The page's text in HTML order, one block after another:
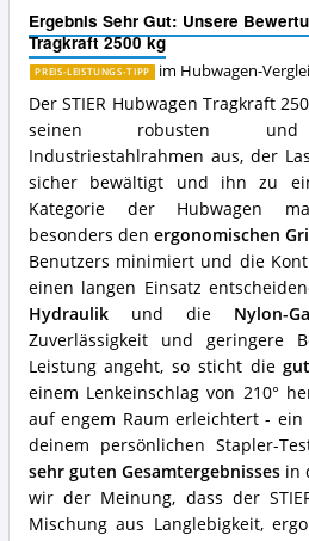
Ergebnis Sehr Gut: Unsere
Tragkraft 2500 kg
PREIS-LEISTUNGS-TIPP im Hubwagen-
Der STIER Hubwagen Tragkraft
seinen robusten und
Industriestahlrahmen aus, der
sicher bewältigt und ihn zu
Kategorie der Hubwagen
besonders denergonomischen
Benutzers minimiert und die
einen langen Einsatz
Hydraulikund die Nylon-
Zuverlässigkeit und geringere
Leistung angeht, so sticht die
einem Lenkeinschlag von 210°
auf engem Raum erleichtert -
deinem persönlichen Stapler-
sehr guten Gesamtergebnisses in
wir der Meinung, dass der
Mischung aus Langlebigkeit,
kg
Vorteile:
Was
spricht
für
diesen
Hubwagen?